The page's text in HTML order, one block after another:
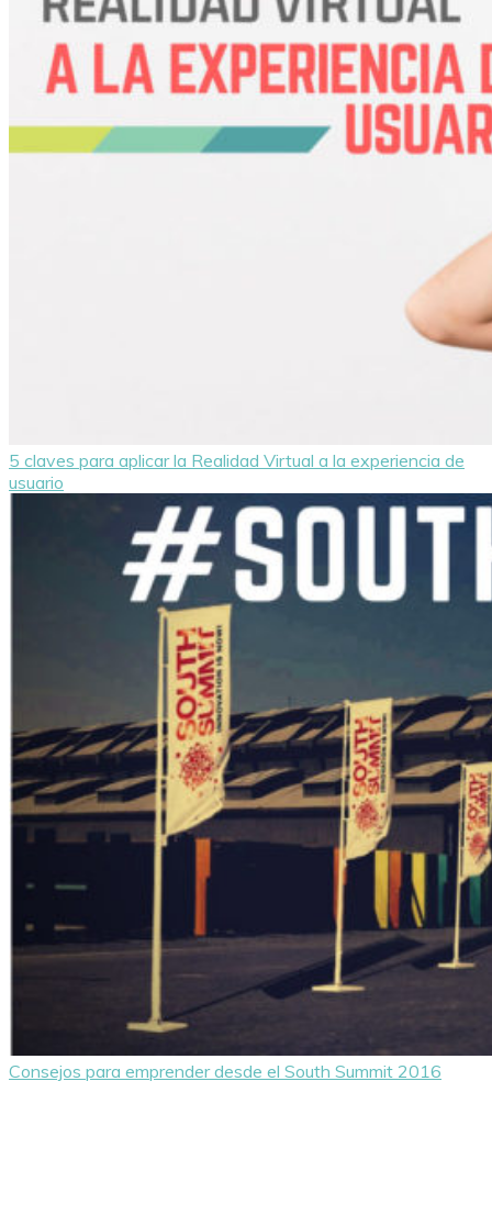
5 claves para aplicar la Realidad Virtual a la experiencia de
usuario
Consejos para emprender desde el South Summit 2016